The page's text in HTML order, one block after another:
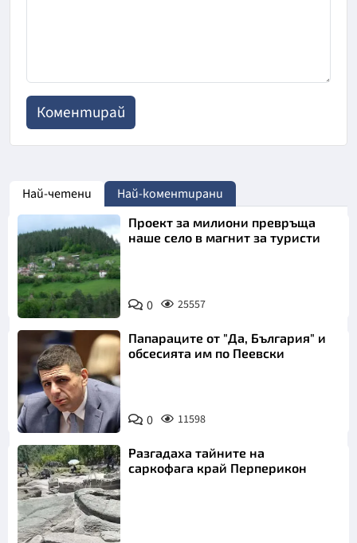
Най-четени Най-коментирани
Проект за милиони превръща
наше село в магнит за туристи
0 25557
Папараците от "Да, България" и
обсесията им по Пеевски
0 11598
Разгадаха тайните на
саркофага край Перперикон